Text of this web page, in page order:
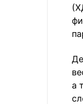
а